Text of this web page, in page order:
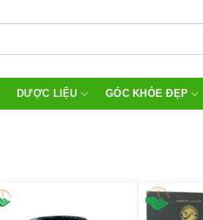
DƯỢC LIỆU GÓC KHỎE ĐẸP